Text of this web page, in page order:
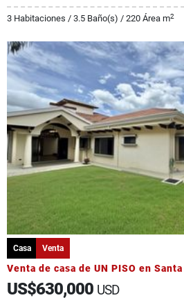
3 Habitaciones / 3.5 Baño(s) / 220 Área m2
Casa Venta
Venta de casa de UN PISO en
US$630,000 USD